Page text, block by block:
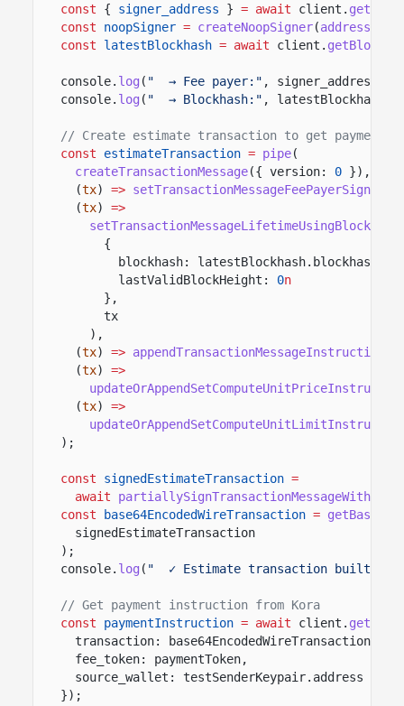
const { signer_address } = await client.
const
noopSigner = createNoopSigner(address
const
latestBlockhash = await client.
console. log ( "  → Fee payer:" , signer_address.
console. log ( "  → Blockhash:" ,
// Create estimate transaction to get payment
const
estimateTransaction = pipe(
createTransactionMessage({ version: 0 }),
(tx) => setTransactionMessageFeePayerSigner
(tx)
=>
setTransactionMessageLifetimeUsingBlockhash
{
blockhash: latestBlockhash.blockhash
lastValidBlockHeight:
0n
},
tx
),
(tx) => appendTransactionMessageInstructions
(tx)
=>
(tx)
=>
);
const signedEstimateTransaction =
await
const
base64EncodedWireTransaction =
signedEstimateTransaction
);
console. log ( "  ✓ Estimate transaction built"
// Get payment instruction from Kora
const
paymentInstruction = await client.
transaction: base64EncodedWireTransaction,
fee_token: paymentToken,
source_wallet: testSenderKeypair.address
});